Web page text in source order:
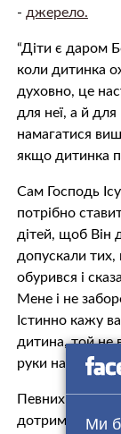
Ми
- джерело.
“Діти є даром
коли дитинка
духовно, це
для неї, а й
намагатися
якщо дитинка
Сам Господь
потрібно
дітей, щоб Він
допускали
обурився і
Мене і не
Істинно кажу
дитина, той не
руки на них і
Певних